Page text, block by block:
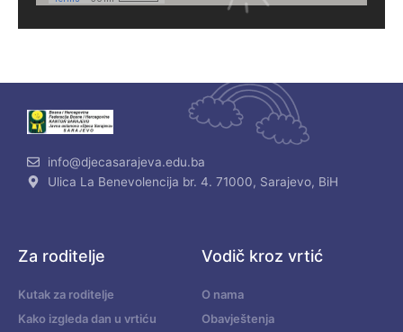
info@djecasarajeva.edu.ba
Ulica La Benevolencija br. 4. 71000, Sarajevo, BiH
Za roditelje
Kutak za roditelje
Kako izgleda dan u vrtiću
Vodič kroz vrtić
O nama
Obavještenja